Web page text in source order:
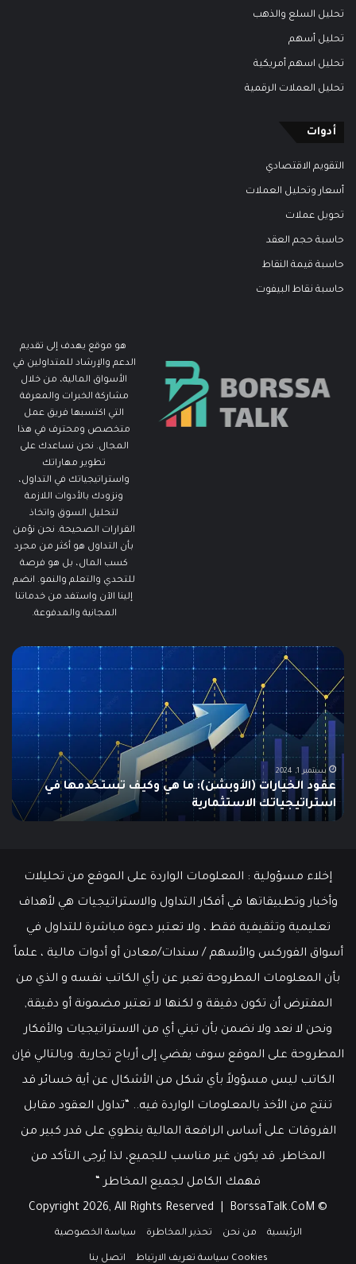
تحليل السلع والذهب
تحليل أسهم
تحليل اسهم أمريكية
تحليل العملات الرقمية
أدوات
التقويم الاقتصادي
أسعار وتحليل العملات
تحويل عملات
حاسبة حجم العقد
حاسبة قيمة النقاط
حاسبة نقاط البيفوت
هو موقع يهدف إلى تقديم
الدعم والإرشاد للمتداولين في
الأسواق المالية، من خلال
مشاركة الخبرات والمعرفة
التي اكتسبها فريق عمل
متخصص ومحترف في هذا
المجال. نحن نساعدك على
تطوير مهاراتك
واستراتيجياتك في التداول،
ونزودك بالأدوات اللازمة
لتحليل السوق واتخاذ
القرارات الصحيحة. نحن نؤمن
بأن التداول هو أكثر من مجرد
كسب المال، بل هو فرصة
للتحدي والتعلم والنمو. انضم
إلينا الآن واستفد من خدماتنا
المجانية والمدفوعة.
مطالبات
البطالة
في
الولايات
المتحدة
تنخفض
إلى
أدنى
مستوى
منذ
مايو
عمل
سبتمبر 19, 2024
مطالبات البطالة في الولايات المتحدة تنخفض إلى أدنى
مستوى منذ مايو وسط سوق عمل قوي
إخلاء مسؤولية : المعلومات الواردة على الموقع من تحليلات
وأخبار وتطبيقاتها في أفكار التداول والاستراتيجيات هي لأهداف
تعليمية وتثقيفية فقط ، ولا تعتبر دعوة مباشرة للتداول في
أسواق الفوركس والأسهم / سندات/معادن أو أدوات مالية ، علماً
بأن المعلومات المطروحة تعبر عن رأي الكاتب نفسه و الذي من
المفترض أن تكون دقيقة و لكنها لا تعتبر مضمونة أو دقيقة,
ونحن لا نعد ولا نضمن بأن تبني أي من الاستراتيجيات والأفكار
المطروحة على الموقع سوف يفضي إلى أرباح تجارية. وبالتالي فإن
الكاتب ليس مسؤولاً بأي شكل من الأشكال عن أية خسائر قد
تنتج من الأخذ بالمعلومات الواردة فيه.. “تداول العقود مقابل
الفروقات على أساس الرافعة المالية ينطوي على قدر كبير من
المخاطر. قد يكون غير مناسب للجميع، لذا يُرجى التأكد من
فهمك الكامل لجميع المخاطر “
© Copyright 2026, All Rights Reserved |
BorssaTalk.CoM
الرئيسية من نحن تحذير المخاطرة سياسة الخصوصية
Cookies سياسة تعريف الارتباط اتصل بنا